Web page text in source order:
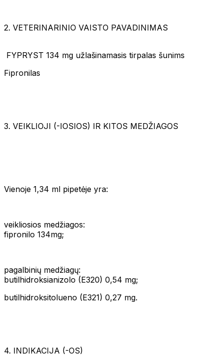
2. VETERINARINIO VAISTO PAVADINIMAS
FYPRYST 134 mg užlašinamasis tirpalas šunims
Fipronilas
3. VEIKLIOJI (-IOSIOS) IR KITOS MEDŽIAGOS
Vienoje 1,34 ml pipetėje yra:
veikliosios medžiagos:
fipronilo 134mg;
pagalbinių medžiagų:
butilhidroksianizolo (E320) 0,54 mg;
butilhidroksitolueno (E321) 0,27 mg.
4. INDIKACIJA (-OS)